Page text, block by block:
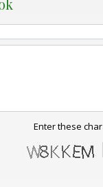
Enter these